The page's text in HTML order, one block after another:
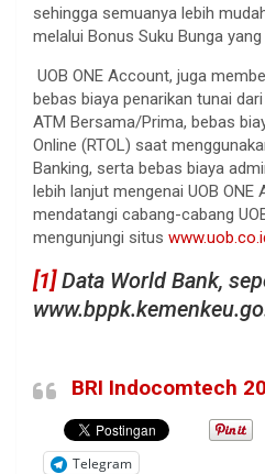
sehingga semuanya lebih
melalui Bonus Suku Bunga yang
UOB ONE Account, juga
bebas biaya penarikan tunai
ATM Bersama/Prima, bebas
Online (RTOL) saat
Banking, serta bebas biaya
lebih lanjut mengenai UOB
mendatangi cabang-cabang
mengunjungi situs
[1]Data World Bank,
BRI Indocomtech
Telegram